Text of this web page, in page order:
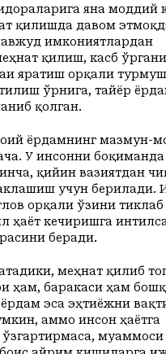
яна моддий
қилишда давом
имкониятлардан
қилиш, касб
яратиш орқали
ўрнига, тайёр
қолган.
ёрдамнинг мазмун-
У инсонни
қийин вазиятдан
учун берилади.
орқали ўзини тиклаб
ҳаёт кечиришга
беради.
меҳнат қилиб
ҳам, баракаси ҳам
эса эҳтиёжни
аммо инсон ҳаётга